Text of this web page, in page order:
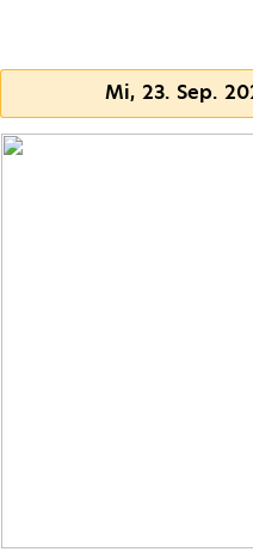
Mi, 23. Sep.